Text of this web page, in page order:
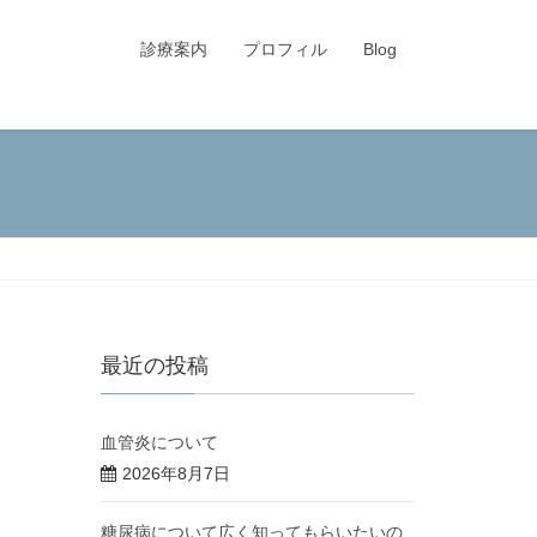
診療案内 プロフィル Blog
最近の投稿
血管炎について
2026年8月7日
糖尿病について広く知ってもらいたいの